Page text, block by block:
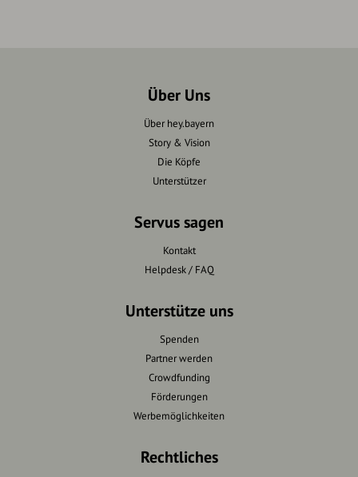
Über Uns
Über hey.bayern
Story & Vision
Die Köpfe
Unterstützer
Servus sagen
Kontakt
Helpdesk / FAQ
Unterstütze uns
Spenden
Partner werden
Crowdfunding
Förderungen
Werbemöglichkeiten
Rechtliches